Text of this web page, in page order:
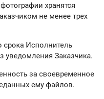
хранятся
не менее трех
срока Исполнитель
уведомления Заказчика.
за своевременное
ему файлов.